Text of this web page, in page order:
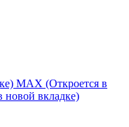
MAX (Откроется в
новой вкладке)